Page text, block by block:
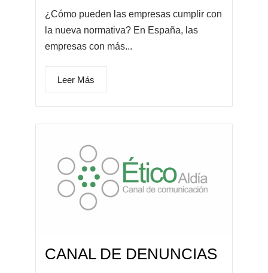
¿Cómo pueden las empresas cumplir con
la nueva normativa? En España, las
empresas con más...
Leer Más
CANAL DE DENUNCIAS